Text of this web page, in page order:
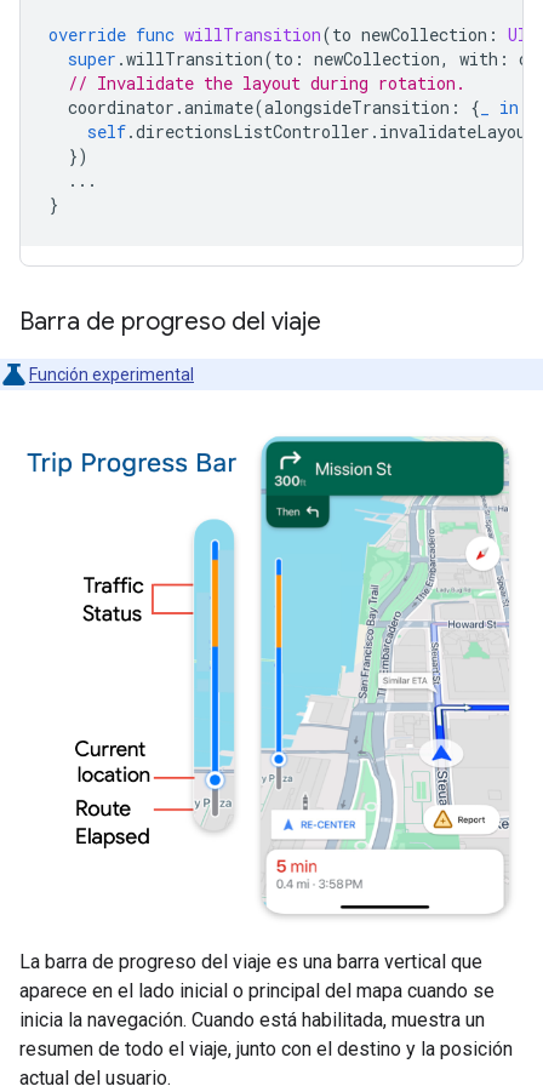
override func willTransition(to newCollection :
super .willTransition(to : newCollection, with :
// Invalidate the layout during rotation.
coordinator .animate(alongsideTransition : {
in
self.directionsListController . invalidateLayout
})
...
}
Barra de progreso del viaje
Función experimental
La barra de progreso del viaje es una barra vertical que
aparece en el lado inicial o principal del mapa cuando se
inicia la navegación. Cuando está habilitada, muestra un
resumen de todo el viaje, junto con el destino y la posición
actual del usuario.